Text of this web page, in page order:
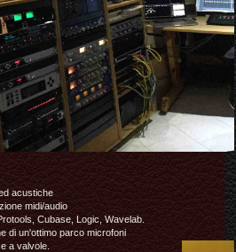
acustiche
midi/audio
Cubase, Logic, Wavelab.
di un'ottimo parco microfoni
a valvole.